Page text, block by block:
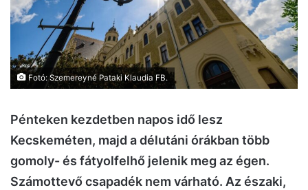
Fotó: Szemereyné Pataki Klaudia FB.
Pénteken kezdetben napos idő lesz
Kecskeméten, majd a délutáni órákban több
gomoly- és fátyolfelhő jelenik meg az égen.
Számottevő csapadék nem várható. Az északi,